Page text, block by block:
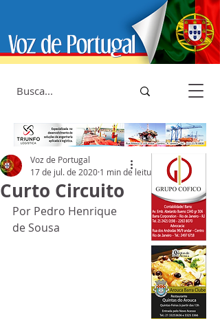
Curto Circuito
Voz de Portugal
17 de jul. de 2020 1 min de leitura
Por Pedro Henrique
de Sousa